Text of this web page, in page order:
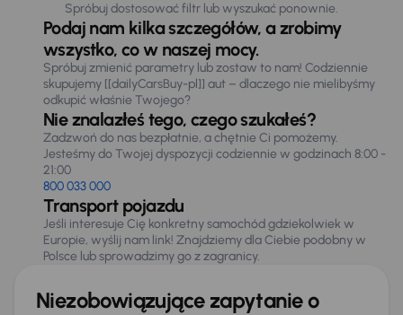
Spróbuj dostosować filtr lub wyszukać ponownie.
Podaj nam kilka szczegółów, a zrobimy
wszystko, co w naszej mocy.
Spróbuj zmienić parametry lub zostaw to nam! Codziennie
skupujemy [[dailyCarsBuy-pl]] aut – dlaczego nie mielibyśmy
odkupić właśnie Twojego?
Nie znalazłeś tego, czego szukałeś?
Zadzwoń do nas bezpłatnie, a chętnie Ci pomożemy.
Jesteśmy do Twojej dyspozycji codziennie w godzinach 8:00 -
21:00
800 033 000
Transport pojazdu
Jeśli interesuje Cię konkretny samochód gdziekolwiek w
Europie, wyślij nam link! Znajdziemy dla Ciebie podobny w
Polsce lub sprowadzimy go z zagranicy.
Niezobowiązujące zapytanie o